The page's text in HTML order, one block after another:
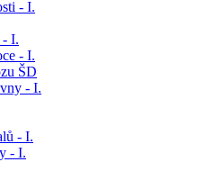
- I.
- I.
- I.
ŠD
- I.
- I.
- I.